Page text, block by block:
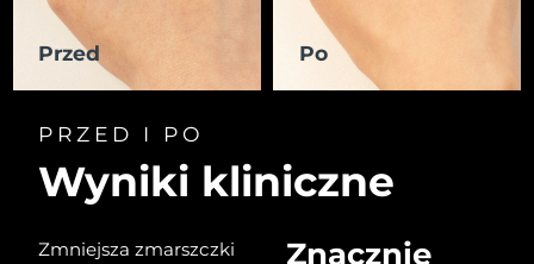
Przed Po
PRZED I PO
Wyniki kliniczne
Zmniejsza zmarszczki
Znacznie
Izrael
Oczekiwany czas dostawy
Włochy
Japonia
Oczekiwany czas dostawy
Oczekiwany czas dostawy